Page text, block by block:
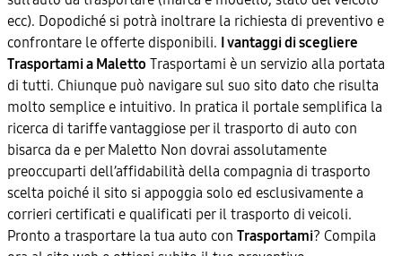
ecc). Dopodiché si potrà inoltrare la richiesta di preventivo e
confrontare le offerte disponibili. I vantaggi di scegliere
Trasportami a Maletto Trasportami è un servizio alla portata
di tutti. Chiunque può navigare sul suo sito dato che risulta
molto semplice e intuitivo. In pratica il portale semplifica la
ricerca di tariffe vantaggiose per il trasporto di auto con
bisarca da e per Maletto Non dovrai assolutamente
preoccuparti dell’affidabilità della compagnia di trasporto
scelta poiché il sito si appoggia solo ed esclusivamente a
corrieri certificati e qualificati per il trasporto di veicoli.
Pronto a trasportare la tua auto con Trasportami? Compila